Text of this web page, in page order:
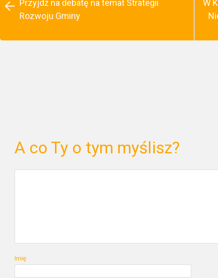
Przyjdź na debatę na temat Strategii
Rozwoju Gminy
W
A co Ty o tym myślisz?
Imię